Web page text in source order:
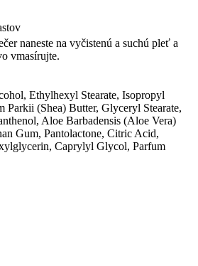
naneste na vyčistenú a suchú pleť a
vmasírujte.
Ethylhexyl Stearate, Isopropyl
Parkii (Shea) Butter, Glyceryl Stearate,
Aloe Barbadensis (Aloe Vera)
Gum, Pantolactone, Citric Acid,
Caprylyl Glycol, Parfum